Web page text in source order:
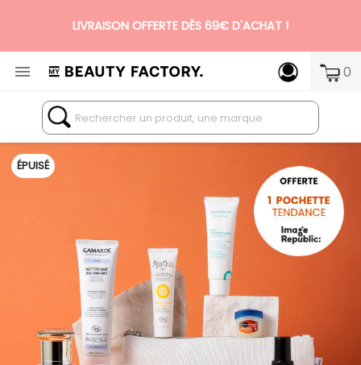
N°1 DES BOX BEAUTÉ PREMIUM SANS ENGAGEMENT
 0
ÉPUISÉ